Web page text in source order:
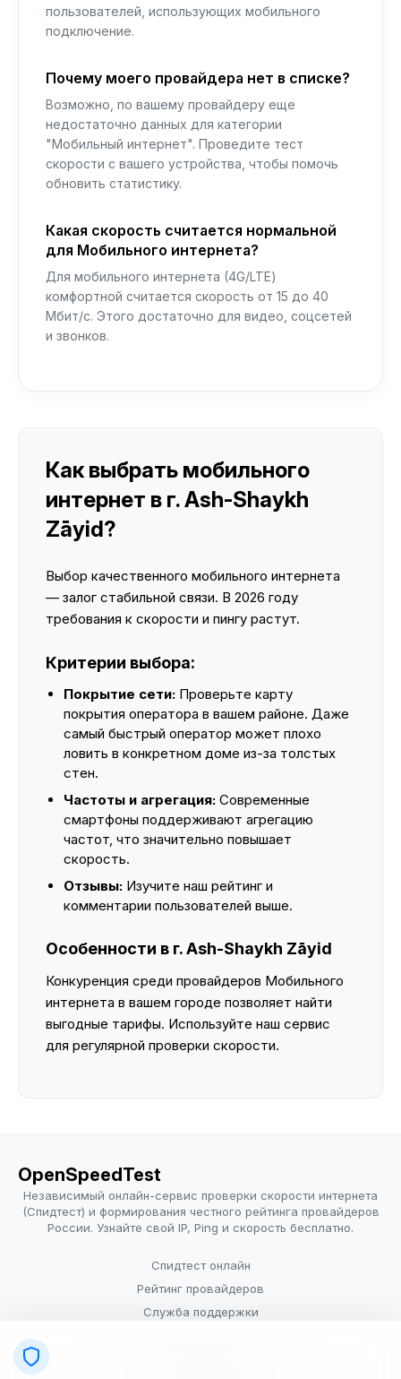
пользователей, использующих мобильного
подключение.
Почему моего провайдера нет в списке?
Возможно, по вашему провайдеру еще
недостаточно данных для категории
"Мобильный интернет". Проведите тест
скорости с вашего устройства, чтобы помочь
обновить статистику.
Какая скорость считается нормальной
для Мобильного интернета?
Для мобильного интернета (4G/LTE)
комфортной считается скорость от 15 до 40
Мбит/с. Этого достаточно для видео, соцсетей
и звонков.
Как выбрать мобильного
интернет в г. Ash-Shaykh
Zāyid?
Выбор качественного мобильного интернета
— залог стабильной связи. В 2026 году
требования к скорости и пингу растут.
Критерии выбора:
Покрытие сети: Проверьте карту
покрытия оператора в вашем районе. Даже
самый быстрый оператор может плохо
ловить в конкретном доме из-за толстых
стен.
Частоты и агрегация: Современные
смартфоны поддерживают агрегацию
частот, что значительно повышает
скорость.
Отзывы: Изучите наш рейтинг и
комментарии пользователей выше.
Особенности в г. Ash-Shaykh Zāyid
Конкуренция среди провайдеров Мобильного
интернета в вашем городе позволяет найти
выгодные тарифы. Используйте наш сервис
для регулярной проверки скорости.
OpenSpeedTest
Независимый онлайн-сервис проверки скорости интернета
(Спидтест) и формирования честного рейтинга провайдеров
России. Узнайте свой IP, Ping и скорость бесплатно.
Спидтест онлайн
Рейтинг провайдеров
Служба поддержки